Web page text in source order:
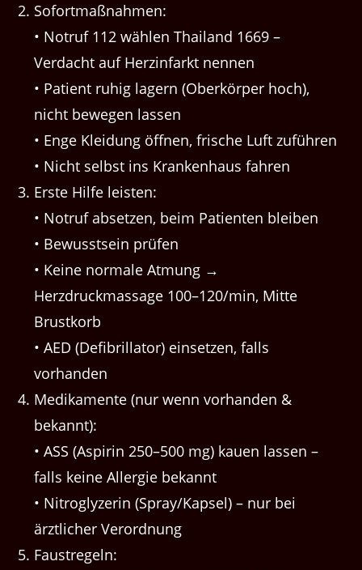
Sofortmaßnahmen:
• Notruf 112 wählen Thailand 1669 –
Verdacht auf Herzinfarkt nennen
• Patient ruhig lagern (Oberkörper hoch),
nicht bewegen lassen
• Enge Kleidung öffnen, frische Luft zuführen
• Nicht selbst ins Krankenhaus fahren
Erste Hilfe leisten:
• Notruf absetzen, beim Patienten bleiben
• Bewusstsein prüfen
• Keine normale Atmung →
Herzdruckmassage 100–120/min, Mitte
Brustkorb
• AED (Defibrillator) einsetzen, falls
vorhanden
Medikamente (nur wenn vorhanden &
bekannt):
• ASS (Aspirin 250–500 mg) kauen lassen –
falls keine Allergie bekannt
• Nitroglyzerin (Spray/Kapsel) – nur bei
ärztlicher Verordnung
Faustregeln: